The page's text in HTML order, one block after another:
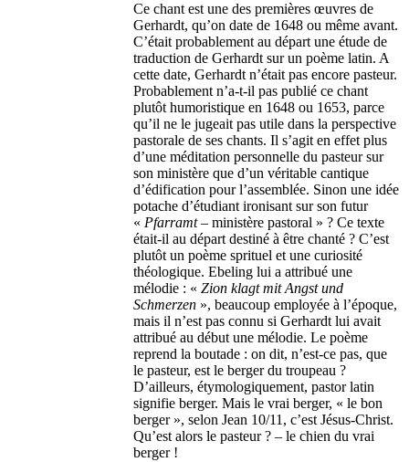
Ce chant est une des premières œuvres de
Gerhardt, qu’on date de 1648 ou même avant.
C’était probablement au départ une étude de
traduction de Gerhardt sur un poème latin. A
cette date, Gerhardt n’était pas encore pasteur.
Probablement n’a-t-il pas publié ce chant
plutôt humoristique en 1648 ou 1653, parce
qu’il ne le jugeait pas utile dans la perspective
pastorale de ses chants. Il s’agit en effet plus
d’une méditation personnelle du pasteur sur
son ministère que d’un véritable cantique
d’édification pour l’assemblée. Sinon une idée
potache d’étudiant ironisant sur son futur
« Pfarramt– ministère pastoral » ? Ce texte
était-il au départ destiné à être chanté ? C’est
plutôt un poème sprituel et une curiosité
théologique. Ebeling lui a attribué une
mélodie : «Zion klagt mit Angst und
Schmerzen », beaucoup employée à l’époque,
mais il n’est pas connu si Gerhardt lui avait
attribué au début une mélodie. Le poème
reprend la boutade : on dit, n’est-ce pas, que
le pasteur, est le berger du troupeau ?
D’ailleurs, étymologiquement, pastor latin
signifie berger. Mais le vrai berger, « le bon
berger », selon Jean 10/11, c’est Jésus-Christ.
Qu’est alors le pasteur ? – le chien du vrai
berger !